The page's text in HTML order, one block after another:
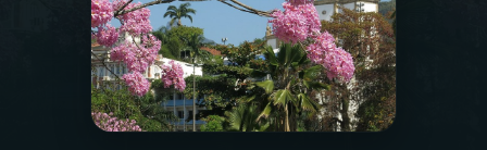
PROGRAMAÇÃO
PROGRAMAS